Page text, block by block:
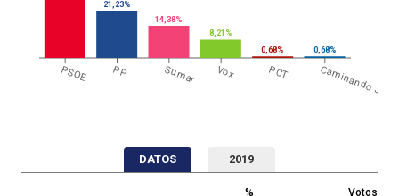
PSOE PP Sumar Vox PCT Caminando J.
21,23%
14,38%
8,21%
0,68%
0,68%
DATOS 2019
% Votos